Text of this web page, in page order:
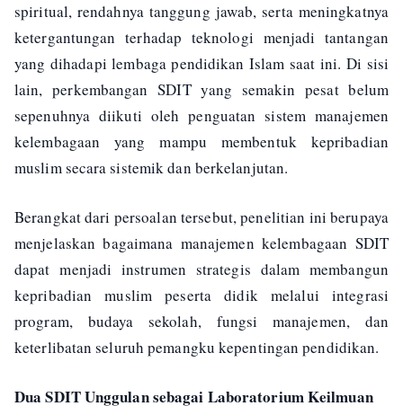
spiritual, rendahnya tanggung jawab, serta meningkatnya
ketergantungan terhadap teknologi menjadi tantangan
yang dihadapi lembaga pendidikan Islam saat ini. Di sisi
lain, perkembangan SDIT yang semakin pesat belum
sepenuhnya diikuti oleh penguatan sistem manajemen
kelembagaan yang mampu membentuk kepribadian
muslim secara sistemik dan berkelanjutan.
Berangkat dari persoalan tersebut, penelitian ini berupaya
menjelaskan bagaimana manajemen kelembagaan SDIT
dapat menjadi instrumen strategis dalam membangun
kepribadian muslim peserta didik melalui integrasi
program, budaya sekolah, fungsi manajemen, dan
keterlibatan seluruh pemangku kepentingan pendidikan.
Dua SDIT Unggulan sebagai Laboratorium Keilmuan